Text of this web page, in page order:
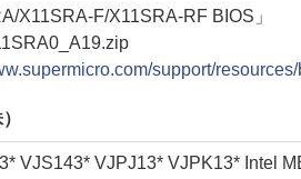
X11SRA-F/X11SRA-RF BIOS」
support/
VJS143* VJPJ13* VJPK13* Intel